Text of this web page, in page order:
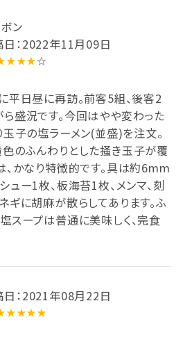
ン
日：2022年11月09日
☆
平日昼に再訪。前客5組、後客2
盛況です。今回はやや変わった
玉子の塩ラーメン(並盛)を注文。
のふんわりとした掻き玉子が覆
、かなり特徴的です。具は約6mm
ュー1枚、板海苔1枚、メンマ、刻
ギに胡麻が散らしてあります。ふ
スープは普通に美味しく、完食
日：2021年08月22日